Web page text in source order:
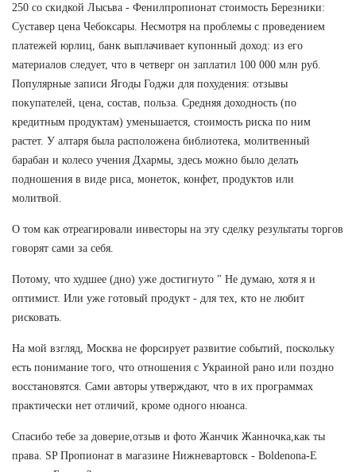
250 со скидкой Лысьва - Фенилпропионат стоимость Березники:
Суставер цена Чебоксары. Несмотря на проблемы с проведением
платежей юрлиц, банк выплачивает купонный доход: из его
материалов следует, что в четверг он заплатил 100 000 млн руб.
Популярные записи Ягоды Годжи для похудения: отзывы
покупателей, цена, состав, польза. Средняя доходность (по
кредитным продуктам) уменьшается, стоимость риска по ним
растет. У алтаря была расположена библиотека, молитвенный
барабан и колесо учения Дхармы, здесь можно было делать
подношения в виде риса, монеток, конфет, продуктов или
молитвой.
О том как отреагировали инвесторы на эту сделку результаты торгов
говорят сами за себя.
Потому, что худшее (дно) уже достигнуто " Не думаю, хотя я и
оптимист. Или уже готовый продукт - для тех, кто не любит
рисковать.
На мой взгляд, Москва не форсирует развитие событий, поскольку
есть понимание того, что отношения с Украиной рано или поздно
восстановятся. Сами авторы утверждают, что в их программах
практически нет отличий, кроме одного нюанса.
Спасибо тебе за доверие,отзыв и фото Жанчик Жанночка,как ты
права. SP Пропионат в магазине Нижневартовск - Boldenona-E